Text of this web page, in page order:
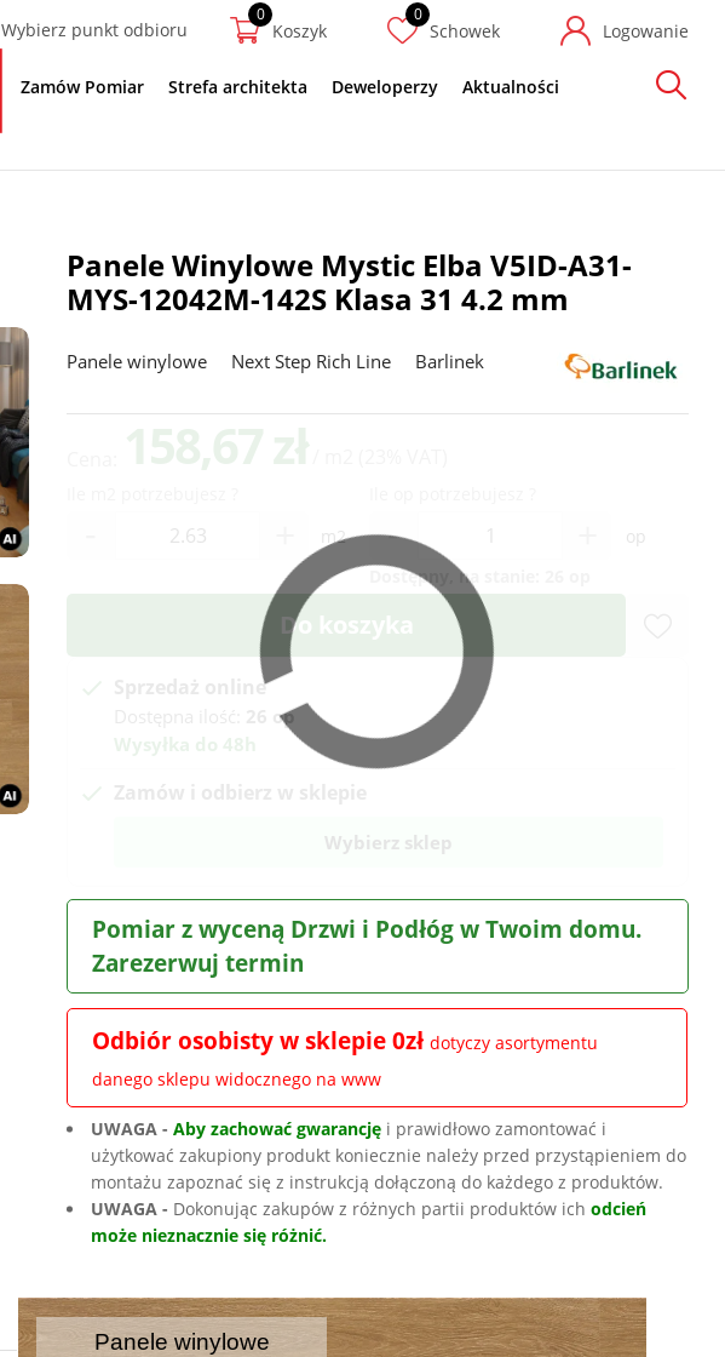
Wybierz punkt odbioru Koszyk Schowek Logowanie
Zamów Pomiar Strefa architekta Deweloperzy Aktualności
Szukaj
Panele Winylowe Mystic Elba V5ID-A31-
MYS-12042M-142S Klasa 31 4.2 mm
Panele winylowe Next Step Rich Line Barlinek
m2 -
op
Dostępny, na stanie:
Do koszyka
Sprzedaż online
26 op
Wybierz sklep
Pomiar z wyceną Drzwi i Podłóg w Twoim domu.
Zarezerwuj termin
Odbiór osobisty w sklepie 0złdotyczy asortymentu
danego sklepu widocznego na www
UWAGA -Aby zachować gwarancję i prawidłowo zamontować i
użytkować zakupiony produkt koniecznie należy przed przystąpieniem do
montażu zapoznać się z instrukcją dołączoną do każdego z produktów.
UWAGA - Dokonując zakupów z różnych partii produktów ichodcień
może nieznacznie się różnić.
Panele winylowe